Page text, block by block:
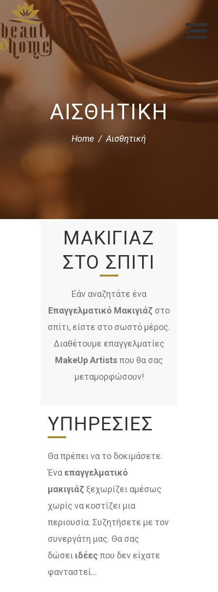
ΑΙΣΘΗΤΙΚΉ
Home Αισθητική
ΜΑΚΙΓΙΆΖ
ΣΤΟ ΣΠΊΤΙ
Εάν αναζητάτε ένα
Επαγγελματικό Μακιγιάζ στο
σπίτι, είστε στο σωστό μέρος.
Διαθέτουμε επαγγελματίες
MakeUp Artistsπου θα σας
μεταμορφώσουν!
ΥΠΗΡΕΣΊΕΣ
Θα πρέπει να το δοκιμάσετε.
Ένα επαγγελματικό
μακιγιάζ ξεχωρίζει αμέσως
χωρίς να κοστίζει μια
περιουσία. Συζητήσετε με τον
συνεργάτη μας. Θα σας
δώσει ιδέεςπου δεν είχατε
φανταστεί…